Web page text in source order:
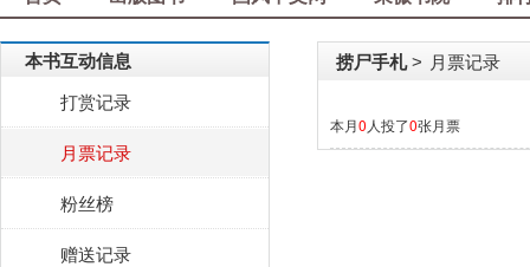
本书互动信息
打赏记录
月票记录
粉丝榜
赠送记录
捞尸手札 > 月票记录
本月0 人投了0张月票